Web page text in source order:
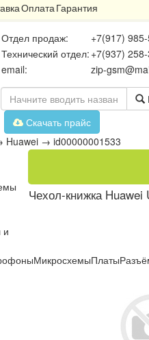
ОплатаГарантия
Отдел продаж:
+7(917)
Технический отдел: +7(937)
email:
zip-
Скачать прайс
Huawei → id00000001533
и
МикросхемыПлаты
Чехол-книжка